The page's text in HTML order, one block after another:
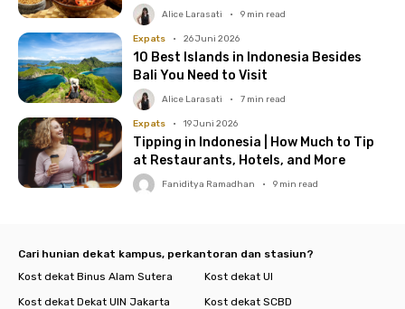
Where to Find Them
Alice Larasati • 9 min read
Expats • 26 Juni 2026
10 Best Islands in Indonesia Besides
Bali You Need to Visit
Alice Larasati • 7 min read
Expats • 19 Juni 2026
Tipping in Indonesia | How Much to Tip
at Restaurants, Hotels, and More
Faniditya Ramadhan • 9 min read
Cari hunian dekat kampus, perkantoran dan stasiun?
Kost dekat Binus Alam Sutera
Kost dekat UI
Kost dekat Dekat UIN Jakarta
Kost dekat SCBD